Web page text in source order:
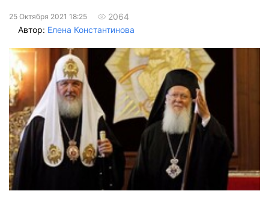
25 Октября 2021 18:25
2064
Автор: Елена Константинова